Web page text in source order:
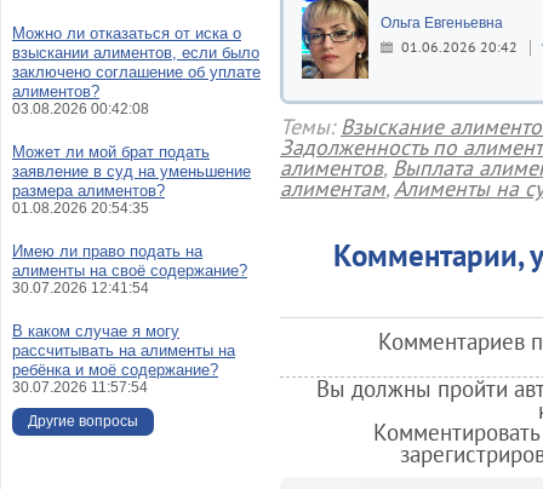
Ольга Евгеньевна
01.06.2026 20:42
Темы:Взыскание
Задолженность по
алиментов, Выплата
алиментам,Алименты на
Комментарии,
Комментариев
Вы должны пройти
Можно ли отказаться от иска о
взыскании алиментов, если было
заключено соглашение об уплате
алиментов?
03.08.2026 00:42:08
Может ли мой брат подать
заявление в суд на уменьшение
размера алиментов?
01.08.2026 20:54:35
Имею ли право подать на
алименты на своё содержание?
30.07.2026 12:41:54
В каком случае я могу
рассчитывать на алименты на
ребёнка и моё содержание?
30.07.2026 11:57:54
Другие вопросы